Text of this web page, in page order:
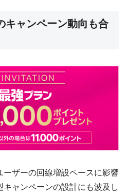
キャンペーン動向も合
ザーの回線増設ペースに影響
ャンペーンの設計にも波及し